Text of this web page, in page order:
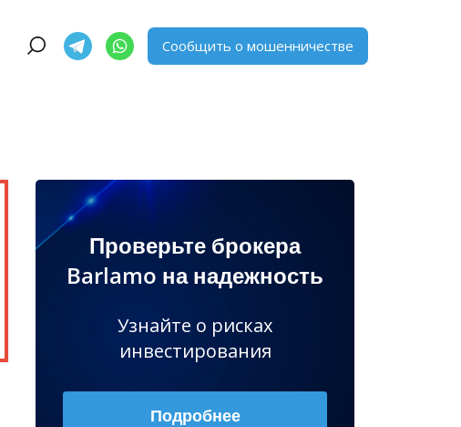
Сообщить о мошенничестве
Проверьте брокера
Barlamo на надежность
Узнайте о рисках
инвестирования
Подробнее